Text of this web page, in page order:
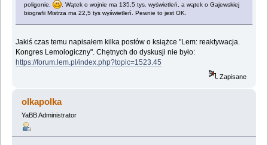
poligonie,
. Wątek o wojnie ma 135,5 tys. wyświetleń, a wątek o Gajewskiej
biografii Mistrza ma 22,5 tys wyświetleń. Pewnie to jest OK.
Jakiś czas temu napisałem kilka postów o książce "Lem: reaktywacja.
Kongres Lemologiczny". Chętnych do dyskusji nie było:
https://forum.lem.pl/index.php?topic=1523.45
Zapisane
olkapolka
YaBB Administrator